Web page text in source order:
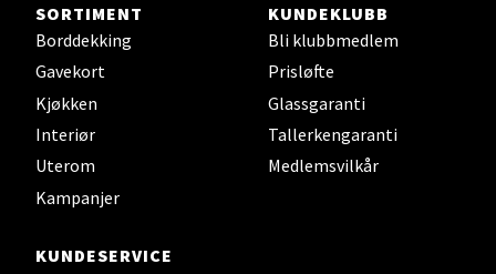
SORTIMENT
Borddekking
Gavekort
Kjøkken
Interiør
Uterom
Kampanjer
KUNDEKLUBB
Bli klubbmedlem
Prisløfte
Glassgaranti
Tallerkengaranti
Medlemsvilkår
KUNDESERVICE
Steinkjer - Thon Senter Steinkjer
Sjøfartsgata 2, 7714 Steinkjer